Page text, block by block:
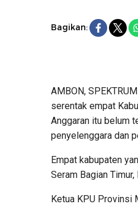
Bagikan:
AMBON,
serentak empat
Anggaran itu belum
penyelenggara dan
Empat kabupaten
Seram Bagian Timur,
Ketua KPU Provinsi